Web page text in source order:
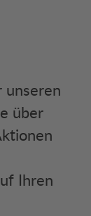
unseren
über
Ihren